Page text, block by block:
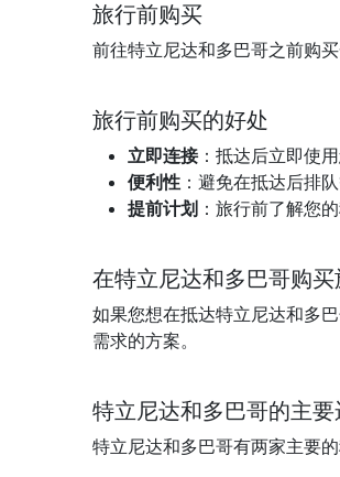
旅行前购买
前往特立尼达和多巴哥之前购
旅行前购买的好处
立即连接：抵达后立即使用
便利性 ：避免在抵达后排
提前计划 ：旅行前了解您
在特立尼达和多巴哥购
如果您想在抵达特立尼达和多
需求的方案。
特立尼达和多巴哥的主要
特立尼达和多巴哥有两家主要